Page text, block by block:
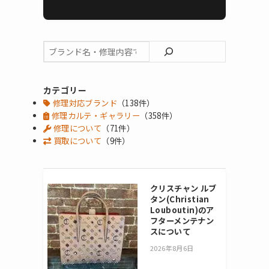
カテゴリー
修理対応ブランド （138件）
修理カルテ・ギャラリー （358件）
修理について （71件）
買取について （9件）
クリスチャン ルブ
タン(Christian
Louboutin)のア
フターメンテナン
スについて
2026年8月6日